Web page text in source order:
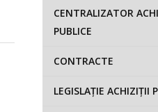
CENTRALIZATOR
PUBLICE
CONTRACTE
LEGISLAȚIE ACHIZIȚII